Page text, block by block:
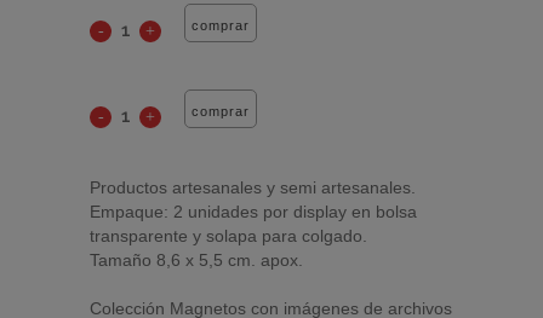
comprar
comprar
Productos artesanales y semi artesanales.
Empaque: 2 unidades por display en bolsa
transparente y solapa para colgado.
Tamaño 8,6 x 5,5 cm. apox.
Colección Magnetos con imágenes de archivos